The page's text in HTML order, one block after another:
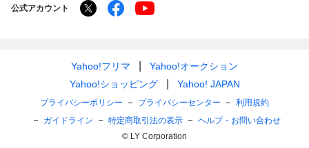
公式アカウント
Yahoo!フリマ
Yahoo!オークション
Yahoo!ショッピング
Yahoo! JAPAN
プライバシーポリシー プライバシーセンター
利用規約
ガイドライン
特定商取引法の表示
ヘルプ・お問い合わせ
© LY Corporation